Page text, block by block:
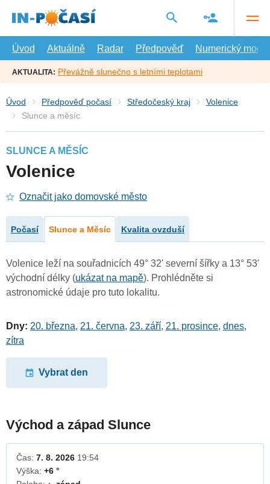
hlavní
Úvod
Aktuálně Radar Předpověď Numerický model
AKTUALITA: Převážně slunečno s letními teplotami
Úvod Předpověď počasí Středočeský kraj
Volenice
Slunce a měsíc
SLUNCE A MĚSÍC
Volenice
Označit jako domovské město
Počasí Slunce a Měsíc Kvalita ovzduší
Volenice leží na souřadnicích 49° 32' severní šířky a 13° 53'
východní délky (ukázat na mapě). Prohlédněte si
astronomické údaje pro tuto lokalitu.
Dny: 20. března, 21. června, 23. září, 21. prosince, dnes,
zítra
Vybrat den
Východ a západ Slunce
Čas: 7. 8. 2026 19:54
Výška: +6 °